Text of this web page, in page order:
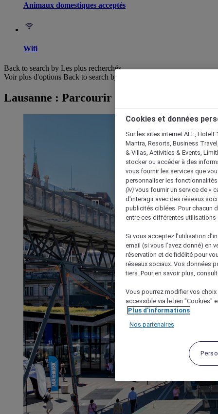
Animaux domestiques acceptés
Wifi
Back to search by Les plus recherchés
Voir plus d'options Back to search by categories
Lausanne : Parcourir les hôtels
Cookies et données
Sur les sites internet ALL,
Mantra, Resorts, Business
& Villas, Activities & Events,
stocker ou accéder à des
vous fournir les services que
personnaliser les
(iv) vous fournir un service de «
d'interagir avec des réseaux
publicités ciblées. Pour chacun
entre ces différentes utilisations
Si vous acceptez l’utilisation
email (si vous l’avez donné) en
réservation et de fidélité pour
réseaux sociaux. Vos données
tiers. Pour en savoir plus,
Vous pourrez modifier vos
accessible via le lien "Cookies"
Plus d'informations
Nos partenaires